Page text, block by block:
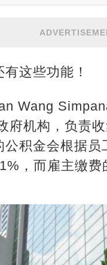
这些功能！
Wang
机构，负责
积金会根据
，而雇主缴费